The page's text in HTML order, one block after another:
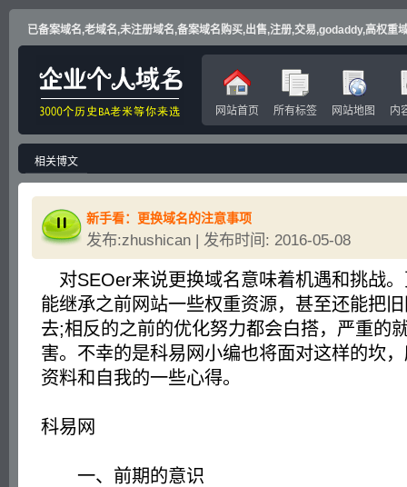
已备案域名,老域名,未注册域名,备案域名购买,出售,注册,交易,godaddy,高权重
网站首页 所有标签 网站地图 内
相关博文
新手看：更换域名的注意事项
发布:zhushican | 发布时间: 2016-05-08
对SEOer来说更换域名意味着机遇和挑战
能继承之前网站一些权重资源，甚至还能把
去;相反的之前的优化努力都会白搭，严重的
害。不幸的是科易网小编也将面对这样的坎
资料和自我的一些心得。
科易网
一、前期的意识